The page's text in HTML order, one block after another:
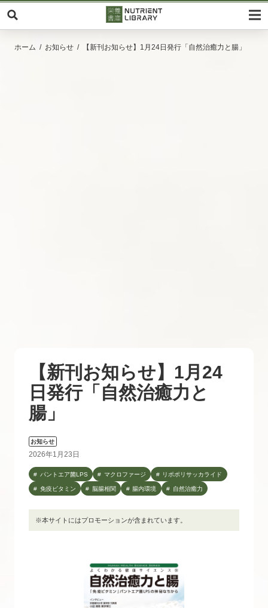
ホーム お知らせ 【新刊お知らせ】1月24日発行「自然治癒力と腸」
【新刊お知らせ】1月24
日発行「自然治癒力と
腸」
お知らせ
2026年1月23日
パントエア菌LPS マクロファージ リポポリサッカライド
免疫ビタミン 脳腸相関 腸内環境 自然治癒力
※本サイトにはプロモーションが含まれています。